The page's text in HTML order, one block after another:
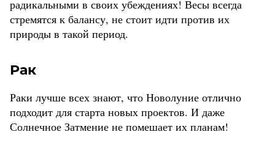
радикальными в своих убеждениях! Весы всегда
стремятся к балансу, не стоит идти против их
природы в такой период.
Рак
Раки лучше всех знают, что Новолуние отлично
подходит для старта новых проектов. И даже
Солнечное Затмение не помешает их планам!